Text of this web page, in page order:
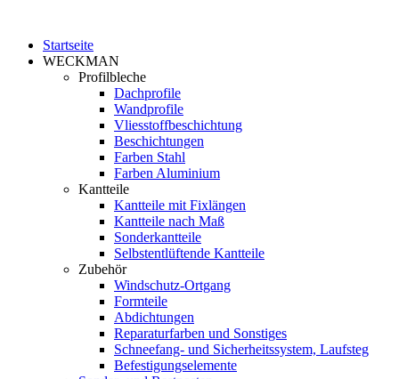
Startseite
WECKMAN
Profilbleche
Dachprofile
Wandprofile
Vliesstoffbeschichtung
Beschichtungen
Farben Stahl
Farben Aluminium
Kantteile
Kantteile mit Fixlängen
Kantteile nach Maß
Sonderkantteile
Selbstentlüftende Kantteile
Zubehör
Windschutz-Ortgang
Formteile
Abdichtungen
Reparaturfarben und Sonstiges
Schneefang- und Sicherheitssystem, Laufsteg
Befestigungselemente